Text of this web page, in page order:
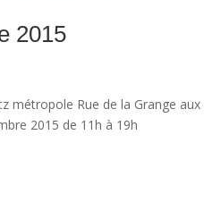
2015
métropole Rue de la Grange
2015 de 11h à 19h